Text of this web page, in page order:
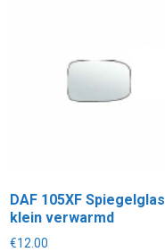
DAF 105XF Spiegelglas
klein verwarmd
€12.00